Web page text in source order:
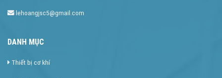
lehoangjsc5@gmail.com
DANH MỤC
Thiết bị cơ khí